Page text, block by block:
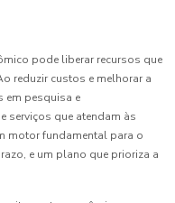
pode liberar recursos que
reduzir custos e melhorar a
em pesquisa e
serviços que atendam às
motor fundamental para o
e um plano que prioriza a